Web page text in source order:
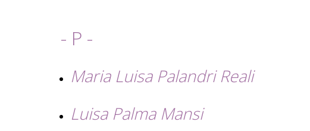
- P -
Maria Luisa Palandri Reali
Luisa Palma Mansi